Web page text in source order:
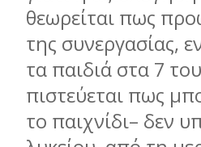
θεωρείται πως
της συνεργασίας,
τα παιδιά στα 7
πιστεύεται πως
το παιχνίδι– δεν